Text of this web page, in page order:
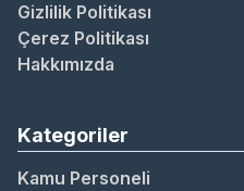
Gizlilik Politikası
Çerez Politikası
Hakkımızda
Kategoriler
Kamu Personeli